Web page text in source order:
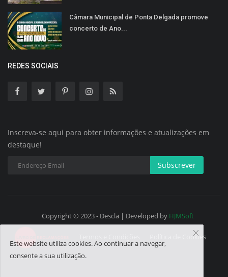
Câmara Municipal de Ponta Delgada promove
concerto de Ano...
REDES SOCIAIS
Inscreva-se aqui para obter informações e atualizações em
destaque!
Subscrever
Copyright © 2023 - Descla | Developed by HJMSoft
Política de Cookies
Este website utiliza cookies. Ao continuar a navegar,
consente a sua utilização.